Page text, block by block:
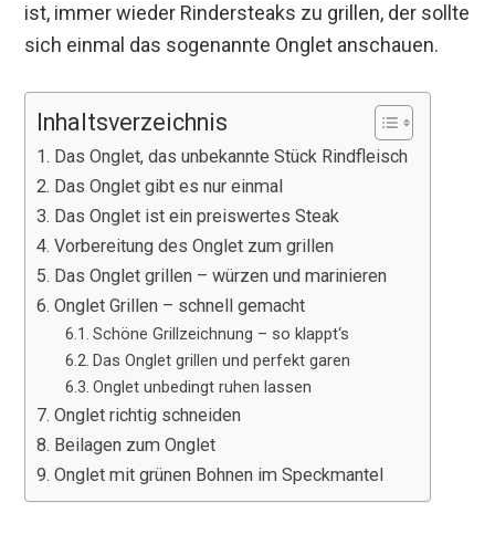
ist, immer wieder Rindersteaks zu grillen, der sollte
sich einmal das sogenannte Onglet anschauen.
Inhaltsverzeichnis
Das Onglet, das unbekannte Stück Rindfleisch
Das Onglet gibt es nur einmal
Das Onglet ist ein preiswertes Steak
Vorbereitung des Onglet zum grillen
Das Onglet grillen – würzen und marinieren
Onglet Grillen – schnell gemacht
Schöne Grillzeichnung – so klappt‘s
Das Onglet grillen und perfekt garen
Onglet unbedingt ruhen lassen
Onglet richtig schneiden
Beilagen zum Onglet
Onglet mit grünen Bohnen im Speckmantel